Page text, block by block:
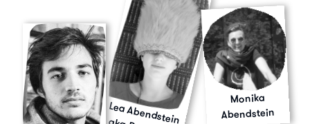
Monika
Abendstein